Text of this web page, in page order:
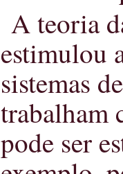
A teoria
estimulou
sistemas
trabalham
pode ser